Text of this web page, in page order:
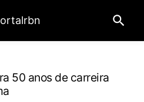
50 anos de carreira